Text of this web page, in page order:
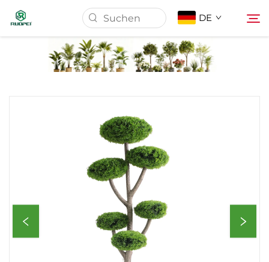
DE
Herunterladen